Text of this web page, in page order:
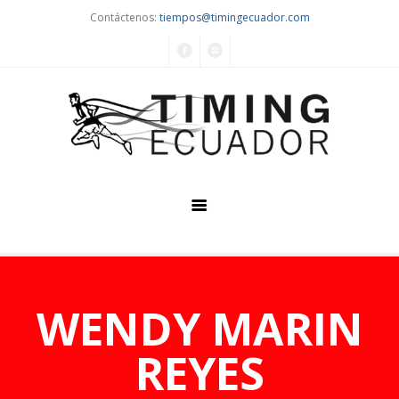
Contáctenos: tiempos@timingecuador.com
Servicios
Eventos
WENDY MARIN
REYES